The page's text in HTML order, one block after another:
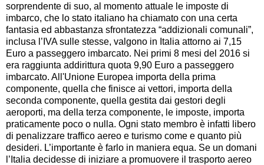
sorprendente di suo, al momento attuale le imposte di
imbarco, che lo stato italiano ha chiamato con una certa
fantasia ed abbastanza sfrontatezza “addizionali comunali”,
inclusa l’IVA sulle stesse, valgono in Italia attorno ai 7,15
Euro a passeggero imbarcato. Nei primi 8 mesi del 2016 si
era raggiunta addirittura quota 9,90 Euro a passeggero
imbarcato. All'Unione Europea importa della prima
componente, quella che finisce ai vettori, importa della
seconda componente, quella gestita dai gestori degli
aeroporti, ma della terza componente, le imposte, importa
praticamente poco o nulla. Ogni stato membro è infatti libero
di penalizzare traffico aereo e turismo come e quanto più
desideri. L’importante è farlo in maniera equa. Se un domani
l’Italia decidesse di iniziare a promuovere il trasporto aereo